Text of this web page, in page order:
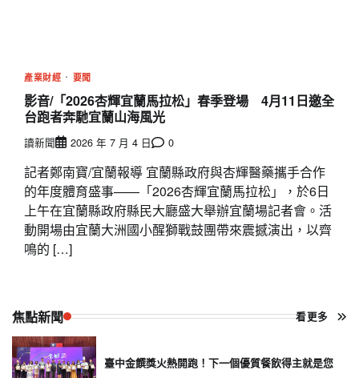
產業財經 要聞
影音/「2026杏輝宜蘭馬拉松」春季登場 4月11日邀全
台跑者奔馳宜蘭山海風光
讀新聞 2026 年 7 月 4 日 0
記者鄭南寶/宜蘭報導 宜蘭縣政府與杏輝醫藥攜手合作
的年度體育盛事——「2026杏輝宜蘭馬拉松」，於6日
上午在宜蘭縣政府縣民大廳盛大舉辦宜蘭場記者會。活
動開場由宜蘭大洲國小醒獅戰鼓團帶來震撼演出，以齊
鳴的 […]
焦點新聞 看更多
臺中金饌獎火熱開跑！下一個優質餐飲得主就是您